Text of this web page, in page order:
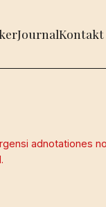
JournalKontakt